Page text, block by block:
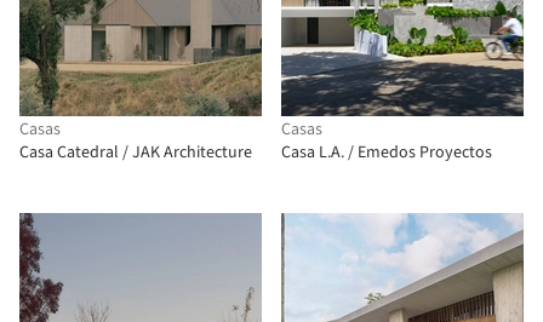
Casas
Casa Catedral / JAK Architecture
Casas
Casa L.A. / Emedos Proyectos